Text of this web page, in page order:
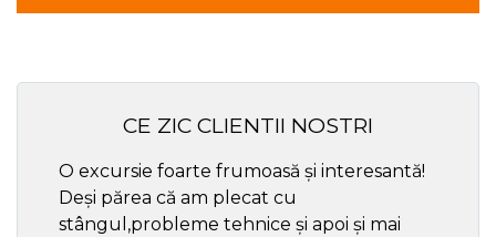
CE ZIC CLIENTII NOSTRI
O excursie foarte frumoasă și interesantă!
Deși părea că am plecat cu
stângul,probleme tehnice și apoi și mai